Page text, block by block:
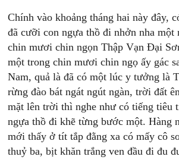
Chính vào khoảng tháng hai này đây,
đã cưỡi con ngựa thồ đi nhởn nha một
chin mươi chin ngọn Thập Vạn Đại
một trong chin mươi chin ngọ ấy gác
Nam, quả là đã có một lúc y tưởng là
rừng đào bát ngát ngút ngàn, trời đất
mặt lên trời thì nghe như có tiếng tiêu
ngựa thồ đi khẽ từng bước một. Hàng
mới thấy ở tít tắp đằng xa có mấy cô
thuỷ ba, bịt khăn trắng ven đầu đi đu